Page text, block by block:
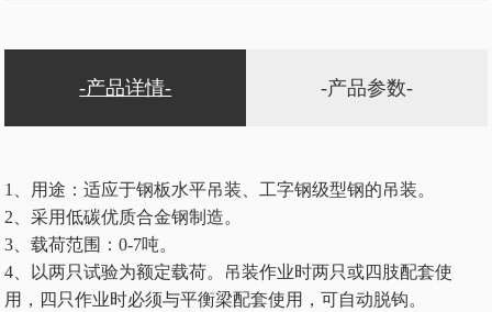
-产品详情- -产品参数-
1、用途：适应于钢板水平吊装、工字钢级型钢的吊装。
2、采用低碳优质合金钢制造。
3、载荷范围：0-7吨。
4、以两只试验为额定载荷。吊装作业时两只或四肢配套使
用，四只作业时必须与平衡梁配套使用，可自动脱钩。